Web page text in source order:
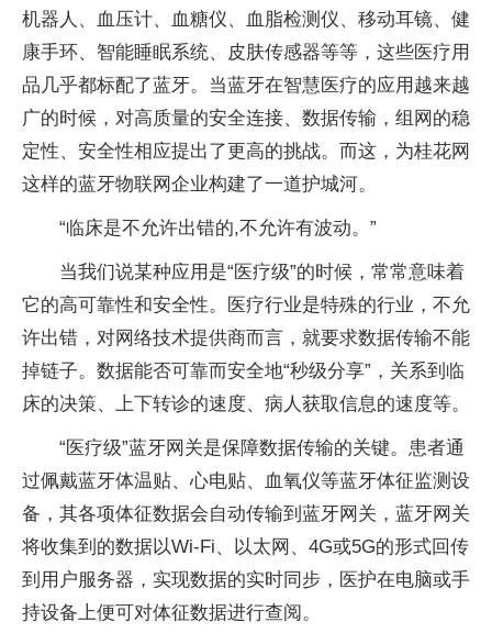
机器人、血压计、血糖仪、血脂检测仪、移动耳镜、健
康手环、智能睡眠系统、皮肤传感器等等，这些医疗用
品几乎都标配了蓝牙。当蓝牙在智慧医疗的应用越来越
广的时候，对高质量的安全连接、数据传输，组网的稳
定性、安全性相应提出了更高的挑战。而这，为桂花网
这样的蓝牙物联网企业构建了一道护城河。
“临床是不允许出错的,不允许有波动。”
当我们说某种应用是“医疗级”的时候，常常意味着
它的高可靠性和安全性。医疗行业是特殊的行业，不允
许出错，对网络技术提供商而言，就要求数据传输不能
掉链子。数据能否可靠而安全地“秒级分享”，关系到临
床的决策、上下转诊的速度、病人获取信息的速度等。
“医疗级”蓝牙网关是保障数据传输的关键。患者通
过佩戴蓝牙体温贴、心电贴、血氧仪等蓝牙体征监测设
备，其各项体征数据会自动传输到蓝牙网关，蓝牙网关
将收集到的数据以Wi-Fi、以太网、4G或5G的形式回传
到用户服务器，实现数据的实时同步，医护在电脑或手
持设备上便可对体征数据进行查阅。